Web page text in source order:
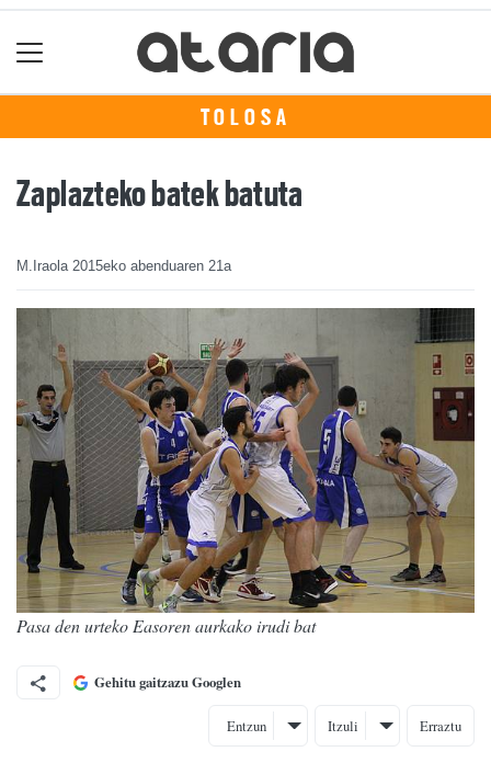
TOLOSA
Zaplazteko batek batuta
M.Iraola 2015eko abenduaren 21a
Pasa den urteko Easoren aurkako irudi bat
Gehitu gaitzazu Googlen
Entzun Itzuli Erraztu